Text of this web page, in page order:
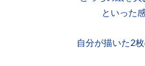
といった
自分が描いた2